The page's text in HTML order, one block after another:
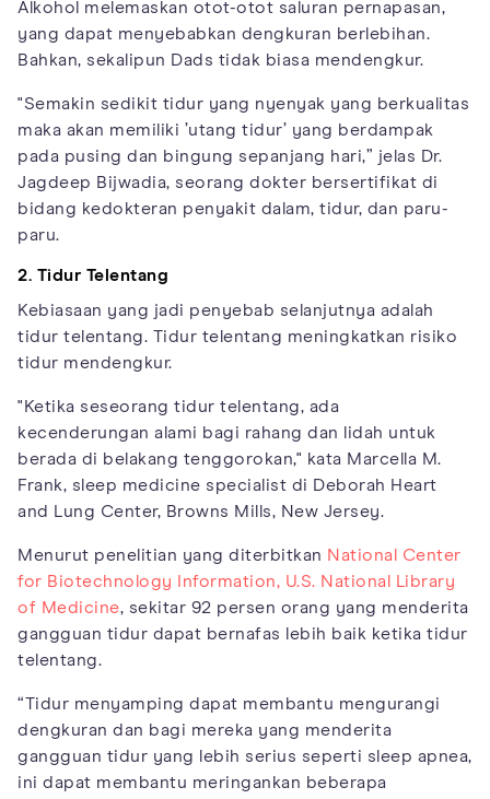
Alkohol melemaskan otot-otot saluran pernapasan,
yang dapat menyebabkan dengkuran berlebihan.
Bahkan, sekalipun Dads tidak biasa mendengkur.
"Semakin sedikit tidur yang nyenyak yang berkualitas
maka akan memiliki ’utang tidur’ yang berdampak
pada pusing dan bingung sepanjang hari,” jelas Dr.
Jagdeep Bijwadia, seorang dokter bersertifikat di
bidang kedokteran penyakit dalam, tidur, dan paru-
paru.
2. Tidur Telentang
Kebiasaan yang jadi penyebab selanjutnya adalah
tidur telentang. Tidur telentang meningkatkan risiko
tidur mendengkur.
"Ketika seseorang tidur telentang, ada
kecenderungan alami bagi rahang dan lidah untuk
berada di belakang tenggorokan," kata Marcella M.
Frank, sleep medicine specialist di Deborah Heart
and Lung Center, Browns Mills, New Jersey.
Menurut penelitian yang diterbitkan National Center
for Biotechnology Information, U.S. National Library
of Medicine, sekitar 92 persen orang yang menderita
gangguan tidur dapat bernafas lebih baik ketika tidur
telentang.
“Tidur menyamping dapat membantu mengurangi
dengkuran dan bagi mereka yang menderita
gangguan tidur yang lebih serius seperti sleep apnea,
ini dapat membantu meringankan beberapa